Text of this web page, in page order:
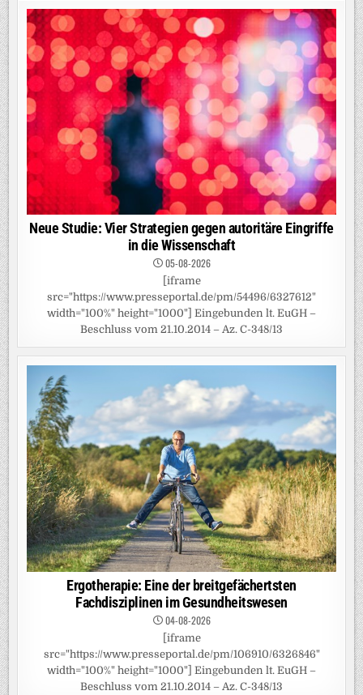
Neue Studie: Vier Strategien gegen autoritäre Eingriffe
in die Wissenschaft
05-08-2026
[iframe
src="https://www.presseportal.de/pm/54496/6327612"
width="100%" height="1000"] Eingebunden lt. EuGH –
Beschluss vom 21.10.2014 – Az. C-348/13
Ergotherapie: Eine der breitgefächertsten
Fachdisziplinen im Gesundheitswesen
04-08-2026
[iframe
src="https://www.presseportal.de/pm/106910/6326846"
width="100%" height="1000"] Eingebunden lt. EuGH –
Beschluss vom 21.10.2014 – Az. C-348/13